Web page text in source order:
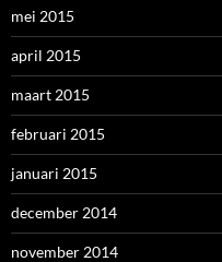
mei 2015
april 2015
maart 2015
februari 2015
januari 2015
december 2014
november 2014